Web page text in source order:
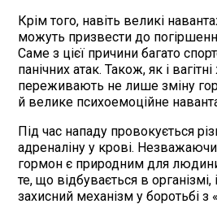
Крім того, навіть великі
можуть призвести до
Саме з цієї причини багато
панічних атак. Також, як і
переживають не лише зміну
й велике психоемоційне
Під час нападу провокується
адреналіну у крові.
гормон є природним для
те, що відбувається в
захисний механізм у боротьбі з